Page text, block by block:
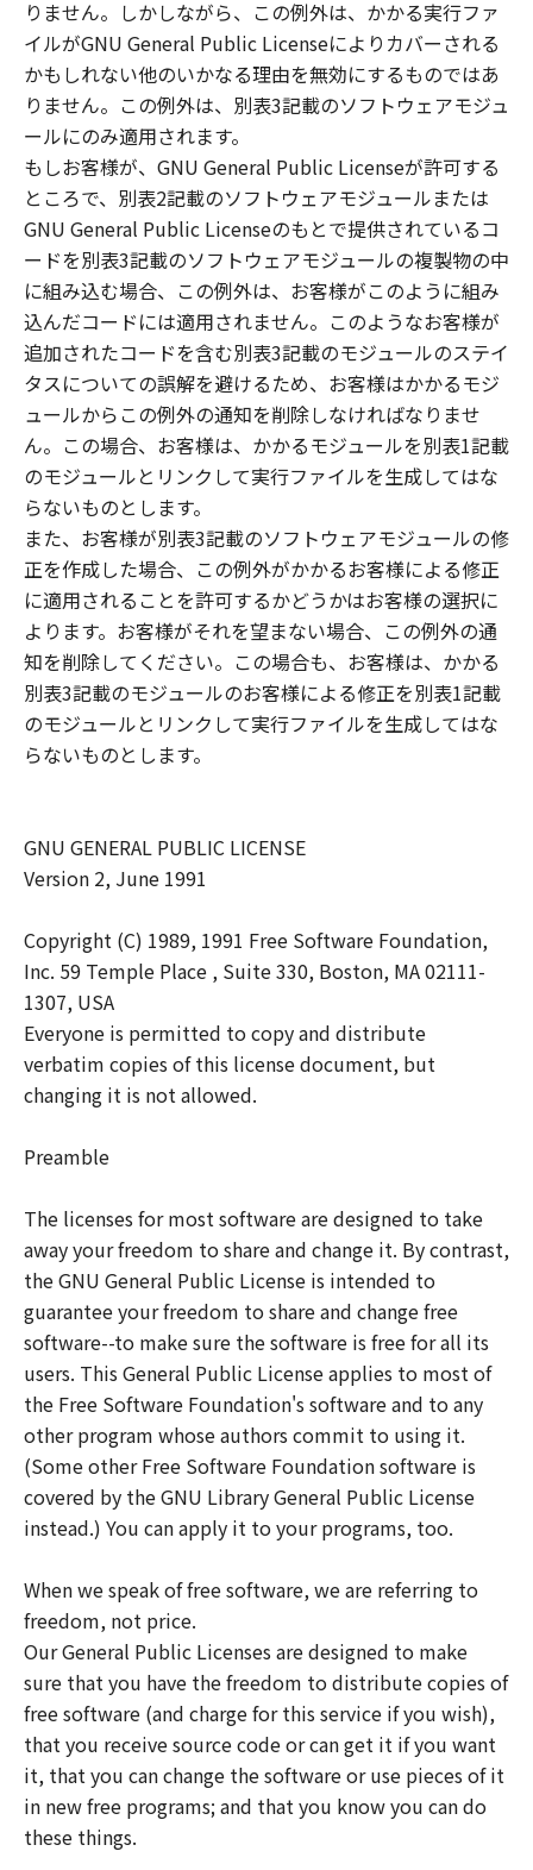
りません。しかしながら、この例外は、かかる実行ファ
イルがGNU General Public Licenseによりカバーされる
かもしれない他のいかなる理由を無効にするものではあ
りません。この例外は、別表3記載のソフトウェアモジュ
ールにのみ適用されます。
もしお客様が、GNU General Public Licenseが許可する
ところで、別表2記載のソフトウェアモジュールまたは
GNU General Public Licenseのもとで提供されているコ
ードを別表3記載のソフトウェアモジュールの複製物の中
に組み込む場合、この例外は、お客様がこのように組み
込んだコードには適用されません。このようなお客様が
追加されたコードを含む別表3記載のモジュールのステイ
タスについての誤解を避けるため、お客様はかかるモジ
ュールからこの例外の通知を削除しなければなりませ
ん。この場合、お客様は、かかるモジュールを別表1記載
のモジュールとリンクして実行ファイルを生成してはな
らないものとします。
また、お客様が別表3記載のソフトウェアモジュールの修
正を作成した場合、この例外がかかるお客様による修正
に適用されることを許可するかどうかはお客様の選択に
よります。お客様がそれを望まない場合、この例外の通
知を削除してください。この場合も、お客様は、かかる
別表3記載のモジュールのお客様による修正を別表1記載
のモジュールとリンクして実行ファイルを生成してはな
らないものとします。
GNU GENERAL PUBLIC LICENSE
Version 2, June 1991
Copyright (C) 1989, 1991 Free Software Foundation,
Inc. 59 Temple Place , Suite 330, Boston, MA 02111-
1307, USA
Everyone is permitted to copy and distribute
verbatim copies of this license document, but
changing it is not allowed.
Preamble
The licenses for most software are designed to take
away your freedom to share and change it. By contrast,
the GNU General Public License is intended to
guarantee your freedom to share and change free
software--to make sure the software is free for all its
users. This General Public License applies to most of
the Free Software Foundation's software and to any
other program whose authors commit to using it.
(Some other Free Software Foundation software is
covered by the GNU Library General Public License
instead.) You can apply it to your programs, too.
When we speak of free software, we are referring to
freedom, not price.
Our General Public Licenses are designed to make
sure that you have the freedom to distribute copies of
free software (and charge for this service if you wish),
that you receive source code or can get it if you want
it, that you can change the software or use pieces of it
in new free programs; and that you know you can do
these things.